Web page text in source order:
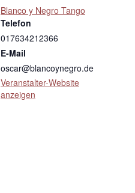
Blanco y Negro Tango
Telefon
017634212366
E-Mail
oscar@blancoynegro.de
Veranstalter-Website
anzeigen